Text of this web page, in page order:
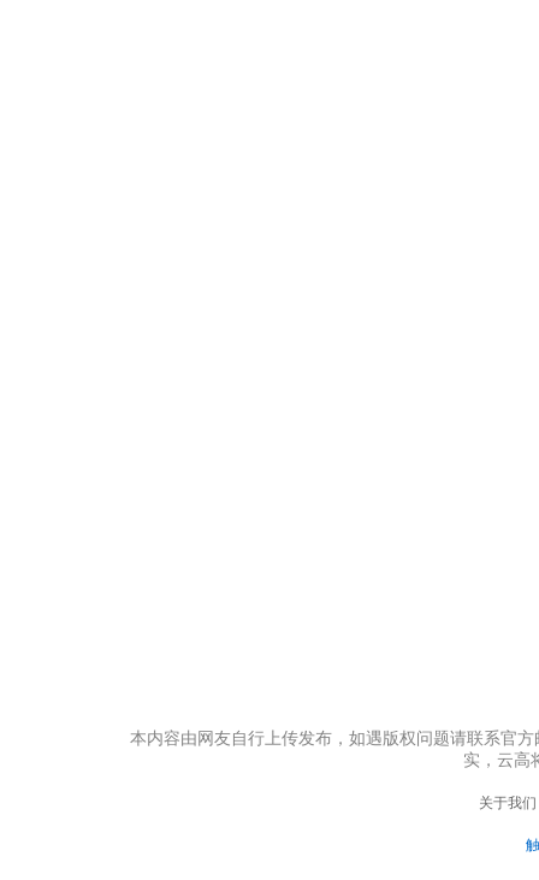
本内容由网友自行上传发布，如遇版权问题请联系官
实，云高
关于我们